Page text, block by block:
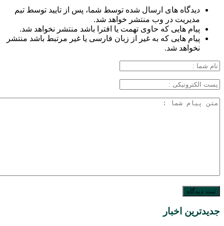
دیدگاه های ارسال شده توسط شما، پس از تایید توسط تیم
مدیریت در وب منتشر خواهد شد.
پیام هایی که حاوی تهمت یا افترا باشد منتشر نخواهد شد.
پیام هایی که به غیر از زبان فارسی یا غیر مرتبط باشد منتشر
نخواهد شد.
جدیدترین اخبار